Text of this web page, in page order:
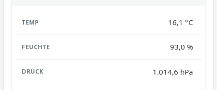
16,1 °C
93,0 %
1.014,6 hPa